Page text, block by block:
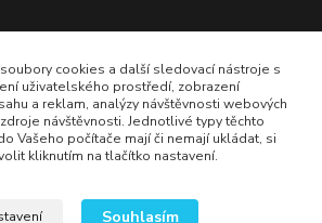
cookies a další sledovací nástroje s
uživatelského prostředí, zobrazení
a reklam, analýzy návštěvnosti webových
návštěvnosti. Jednotlivé typy těchto
Vašeho počítače mají či nemají ukládat, si
kliknutím na tlačítko nastavení.
Souhlasím